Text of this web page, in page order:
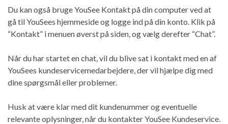
Du kan også bruge YouSee Kontakt på din computer ved at
gå til YouSees hjemmeside og logge ind på din konto. Klik på
“Kontakt” i menuen øverst på siden, og vælg derefter “Chat”.
Når du har startet en chat, vil du blive sat i kontakt med en af
YouSees kundeservicemedarbejdere, der vil hjælpe dig med
dine spørgsmål eller problemer.
Husk at være klar med dit kundenummer og eventuelle
relevante oplysninger, når du kontakter YouSee Kundeservice.